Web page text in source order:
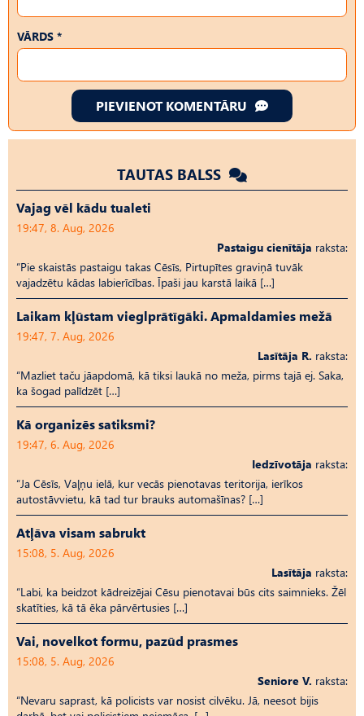
VĀRDS *
PIEVIENOT KOMENTĀRU
TAUTAS BALSS
Vajag vēl kādu tualeti
19:47, 8. Aug, 2026
Pastaigu cienītāja raksta:
“Pie skaistās pastaigu takas Cēsīs, Pirtupītes graviņā tuvāk
vajadzētu kādas labierīcības. Īpaši jau karstā laikā […]
Laikam kļūstam vieglprātīgāki. Apmaldamies mežā
19:47, 7. Aug, 2026
Lasītāja R. raksta:
“Mazliet taču jāapdomā, kā tiksi laukā no meža, pirms tajā ej. Saka,
ka šogad palīdzēt […]
Kā organizēs satiksmi?
19:47, 6. Aug, 2026
Iedzīvotāja raksta:
“Ja Cēsīs, Vaļņu ielā, kur vecās pienotavas teritorija, ierīkos
autostāvvietu, kā tad tur brauks automašīnas? […]
Atļāva visam sabrukt
15:08, 5. Aug, 2026
Lasītāja raksta:
“Labi, ka beidzot kādreizējai Cēsu pienotavai būs cits saimnieks. Žēl
skatīties, kā tā ēka pārvērtusies […]
Vai, novelkot formu, pazūd prasmes
15:08, 5. Aug, 2026
Seniore V. raksta:
“Nevaru saprast, kā policists var nosist cilvēku. Jā, neesot bijis